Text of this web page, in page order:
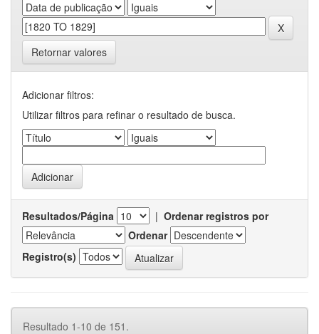
Retornar valores
Adicionar filtros:
Utilizar filtros para refinar o resultado de busca.
Resultados/Página | Ordenar registros por
Ordenar
Registro(s)
Resultado 1-10 de 151.